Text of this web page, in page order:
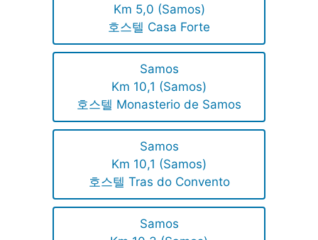
Km 5,0 (Samos)
호스텔 Casa Forte
Samos
Km 10,1 (Samos)
호스텔 Monasterio de Samos
Samos
Km 10,1 (Samos)
호스텔 Tras do Convento
Samos